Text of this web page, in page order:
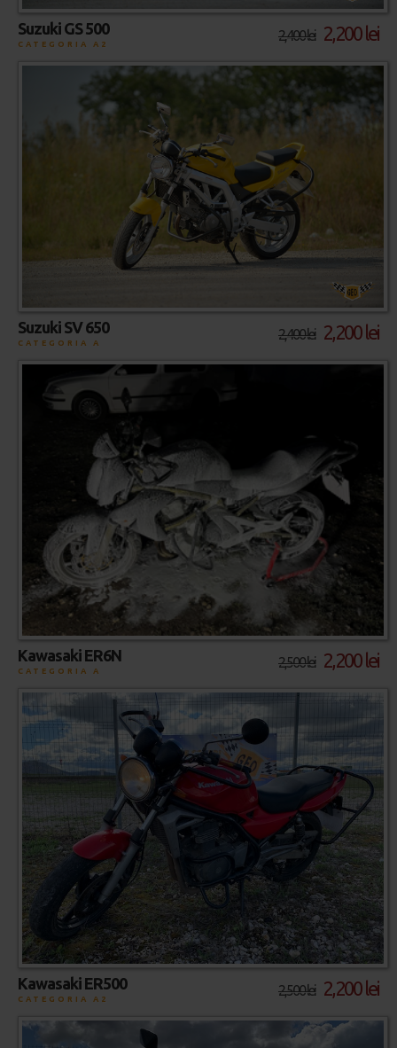
2,400 lei 2,200 lei
Suzuki GS 500
CATEGORIA A2
2,400 lei 2,200 lei
Suzuki SV 650
CATEGORIA A
2,500 lei 2,200 lei
Kawasaki ER6N
CATEGORIA A
2,500 lei 2,200 lei
Kawasaki ER500
CATEGORIA A2